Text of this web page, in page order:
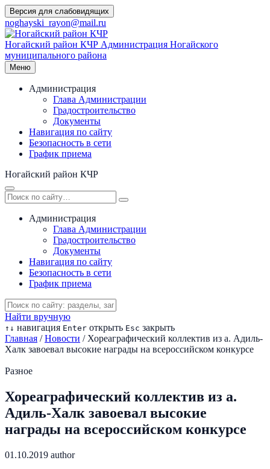
Перейти
к
содержимому
Версия для слабовидящих
noghayski_rayon@mail.ru
Ногайский район КЧР Администрация Ногайского
муниципального района
Меню
Администрация
Глава Администрации
Градостроительство
Документы
Навигация по сайту
Безопасность в сети
График приема
Ногайский район КЧР
Администрация
Глава Администрации
Градостроительство
Документы
Навигация по сайту
Безопасность в сети
График приема
Найти вручную
↑ ↓ навигация Enter открыть Esc закрыть
Главная / Новости / Хореаграфический коллектив из а. Адиль-
Халк завоевал высокие награды на всероссийском конкурсе
Разное
Хореаграфический коллектив из а.
Адиль-Халк завоевал высокие
награды на всероссийском конкурсе
01.10.2019 author